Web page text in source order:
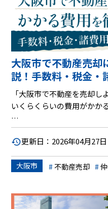
最後までご覧いただき、
るための第一歩を踏み出し
大阪市で不動産売却
説！手数料・税金・
「大阪市で不動産を売却
いくらくらいの費用がかか
不動産売却は、人生におけ
売却となると、物件価格以
とを知り、不安を感じる方
ん。仲介手数料、印紙税、
感じるかもしれません。
更新日：2026年04月27日
大阪市 不動産売却